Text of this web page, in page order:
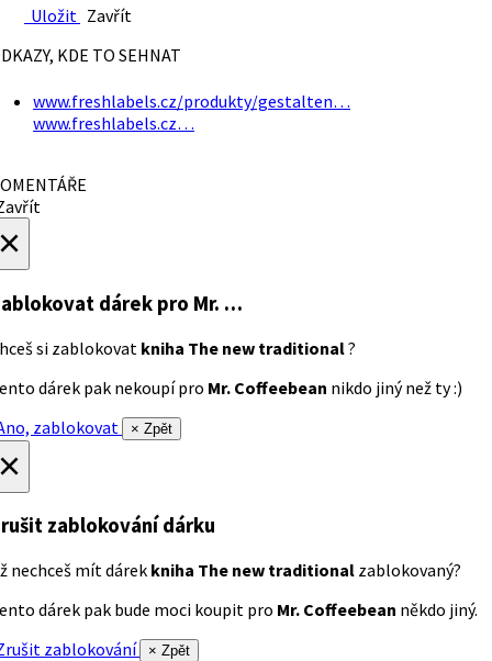
Uložit Zavřít
KDE TO SEHNAT
www.freshlabels.cz/produkty/gestalten…
www.freshlabels.cz…
dárek pro Mr. …
si zablokovat kniha The new traditional?
dárek pak nekoupí pro Mr. Coffeebean nikdo jiný než ty :)
zablokovat
× Zpět
zablokování dárku
nechceš mít dárek kniha The new traditional zablokovaný?
dárek pak bude moci koupit pro Mr. Coffeebean někdo jiný.
zablokování
× Zpět